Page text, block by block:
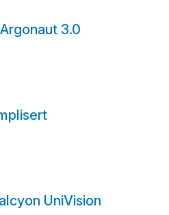
3.0
UniVision